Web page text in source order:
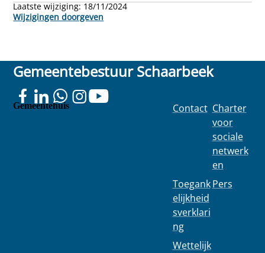
Laatste wijziging: 18/11/2024
Wijzigingen doorgeven
Gemeentebestuur Schaarbeek
Gemeentehuis Contact
Toegank
elijkheid
sverklari
ng
Wettelijk
Charter
voor
sociale
netwerk
en
Pers